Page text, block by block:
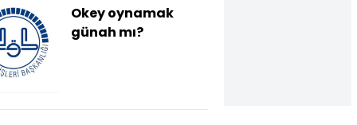
Okey oynamak
günah mı?